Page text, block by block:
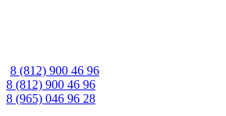
8 (812) 900 46 96
8 (812) 900 46 96
8 (965) 046 96 28